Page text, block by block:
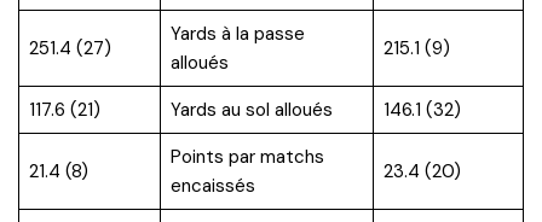
251.4 (27)
Yards à la passe
alloués
215.1 (9)
117.6 (21) Yards au sol alloués 146.1 (32)
21.4 (8)
Points par matchs
encaissés
23.4 (20)